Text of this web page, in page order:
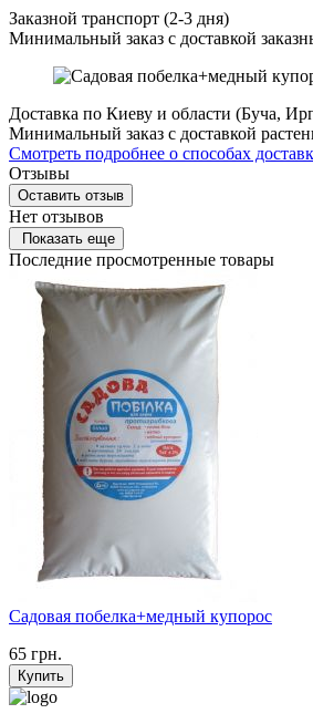
Заказной транспорт (2-3 дня)
Минимальный заказ с доставкой
Доставка по Киеву и области (Буча,
Минимальный заказ с доставкой
Смотреть подробнее о способах
Отзывы
Оставить отзыв
Нет отзывов
Показать еще
Последние просмотренные товары
Садовая побелка+медный купорос
65 грн.
Купить